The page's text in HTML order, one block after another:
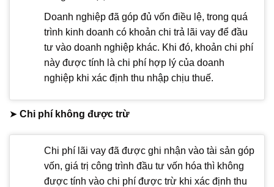
Doanh nghiệp đã góp đủ vốn điều lệ, trong quá
trình kinh doanh có khoản chi trả lãi vay để đầu
tư vào doanh nghiệp khác. Khi đó, khoản chi phí
này được tính là chi phí hợp lý của doanh
nghiệp khi xác định thu nhập chịu thuế.
➤ Chi phí không được trừ
Chi phí lãi vay đã được ghi nhận vào tài sản góp
vốn, giá trị công trình đầu tư vốn hóa thì không
được tính vào chi phí được trừ khi xác định thu